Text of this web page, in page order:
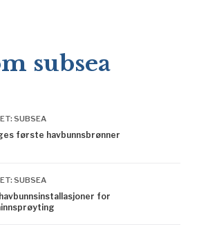
subsea
SUBSEA
første havbunnsbrønner
SUBSEA
for